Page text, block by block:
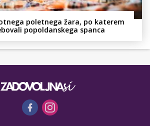
poletnega žara, po katerem
popoldanskega spanca